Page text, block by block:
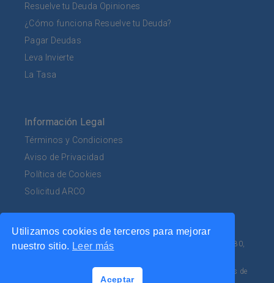
Resuelve tu Deuda Opiniones
¿Cómo funciona Resuelve tu Deuda?
Pagar Deudas
Leva Invierte
La Tasa
Información Legal
Términos y Condiciones
Aviso de Privacidad
Política de Cookies
Solicitud ARCO
Av. Mariano Escobedo 555, Planta Baja, Col. Bosques de
Chapultepec, 1a Sección, Alcaldía Miguel Hidalgo, C.P. 11580,
confidencial y está completamente protegida por certificados de
seguridad.
Utilizamos cookies de terceros para mejorar
nuestro sitio. Leer más
Aceptar